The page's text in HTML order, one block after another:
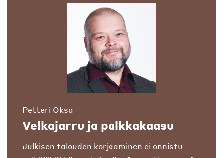
Petteri Oksa
Velkajarru ja palkkakaasu
Julkisen talouden korjaaminen ei onnistu